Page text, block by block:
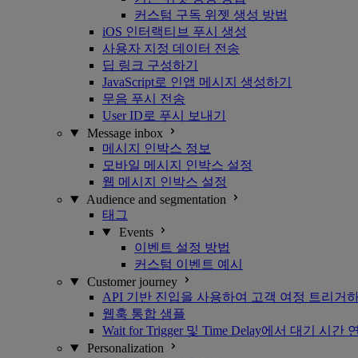
커스텀 구독 위젯 생성 방법
iOS 인터랙티브 푸시 생성
사용자 지정 데이터 전송
딥 링크 구성하기
JavaScript로 인앱 메시지 생성하기
무음 푸시 전송
User ID로 푸시 보내기
Message inbox
메시지 인박스 정보
모바일 메시지 인박스 설정
웹 메시지 인박스 설정
Audience and segmentation
태그
Events
이벤트 설정 방법
커스텀 이벤트 예시
Customer journey
API 기반 진입을 사용하여 고객 여정 트리거하
웹훅 통합 샘플
Wait for Trigger 및 Time Delay에서 대기 시간
Personalization